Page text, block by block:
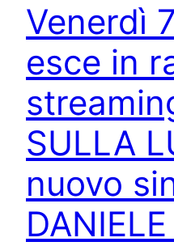
Venerdì
esce in
SULLA
nuovo